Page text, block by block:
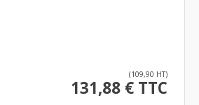
(109,90 HT)
131,88 € TTC